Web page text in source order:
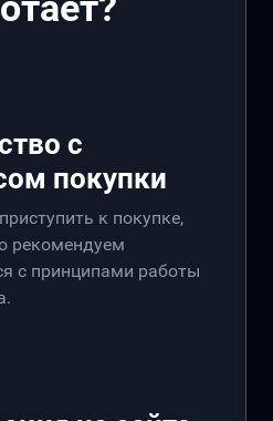
с
покупки
к покупке,
рекомендуем
с принципами работы